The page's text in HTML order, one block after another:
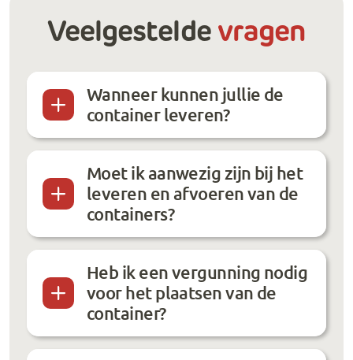
Veelgestelde vragen
Wanneer kunnen jullie de
container leveren?
Moet ik aanwezig zijn bij het
leveren en afvoeren van de
containers?
Heb ik een vergunning nodig
voor het plaatsen van de
container?